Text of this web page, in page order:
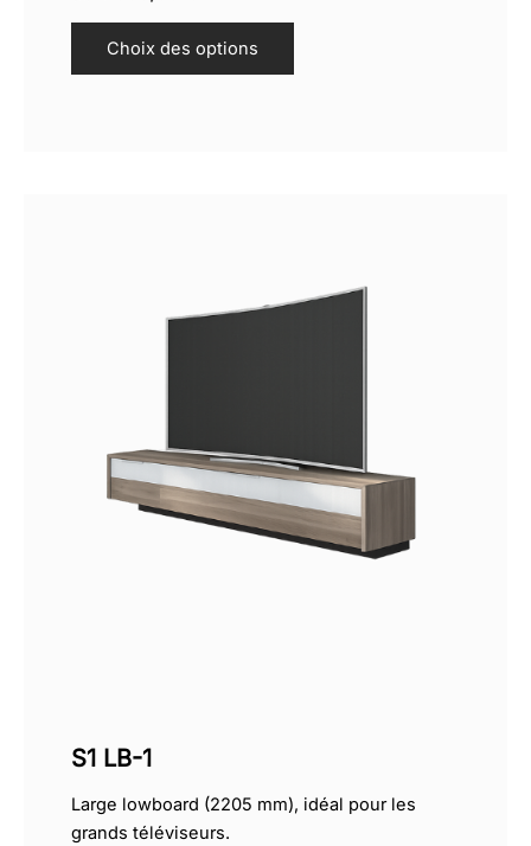
Choix des options
S1 LB-1
Large lowboard (2205 mm), idéal pour les
grands téléviseurs.